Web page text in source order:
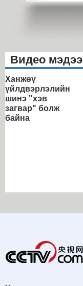
Видео мэдээ
Ханжөү
үйлдвэрлэлийн
шинэ "хэв
загвар" болж
байна